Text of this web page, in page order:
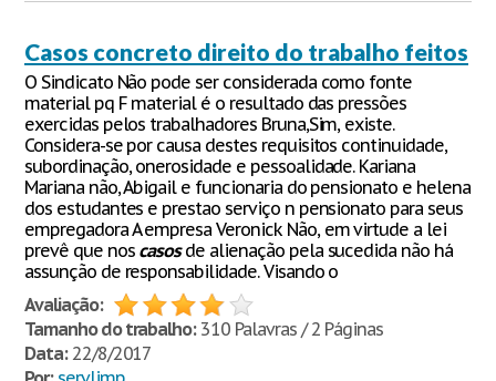
Casos concreto direito do trabalho feitos
O Sindicato Não pode ser considerada como fonte
material pq F material é o resultado das pressões
exercidas pelos trabalhadores Bruna,Sim, existe.
Considera-se por causa destes requisitos continuidade,
subordinação, onerosidade e pessoalidade. Kariana
Mariana não, Abigail e funcionaria do pensionato e helena
dos estudantes e prestao serviço n pensionato para seus
empregadora A empresa Veronick Não, em virtude a lei
prevê que nos casosde alienação pela sucedida não há
assunção de responsabilidade. Visando o
Avaliação:
Tamanho do trabalho:310 Palavras / 2 Páginas
Data:22/8/2017